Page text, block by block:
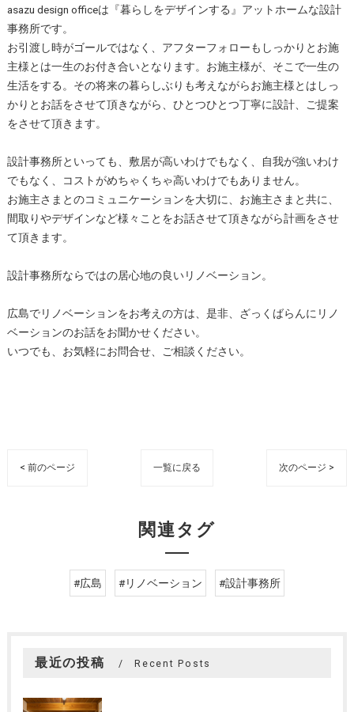
asazu design officeは『暮らしをデザインする』アットホームな設計
事務所です。
お引渡し時がゴールではなく、アフターフォローもしっかりとお施
主様とは一生のお付き合いとなります。お施主様が、そこで一生の
生活をする。その将来の暮らしぶりも考えながらお施主様とはしっ
かりとお話をさせて頂きながら、ひとつひとつ丁寧に設計、ご提案
をさせて頂きます。
設計事務所といっても、敷居が高いわけでもなく、自我が強いわけ
でもなく、コストがめちゃくちゃ高いわけでもありません。
お施主さまとのコミュニケーションを大切に、お施主さまと共に、
間取りやデザインなど様々ことをお話させて頂きながら計画をさせ
て頂きます。
設計事務所ならではの居心地の良いリノベーション。
広島でリノベーションをお考えの方は、是非、ざっくばらんにリノ
ベーションのお話をお聞かせください。
いつでも、お気軽にお問合せ、ご相談ください。
< 前のページ 一覧に戻る 次のページ >
関連タグ
#広島 #リノベーション #設計事務所
最近の投稿 Recent Posts